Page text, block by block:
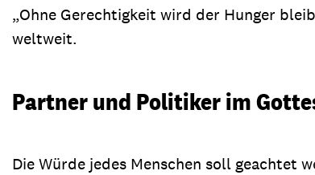
„Ohne Gerechtigkeit wird der Hunger
weltweit.
Partner und Politiker im
Die Würde jedes Menschen soll geachtet